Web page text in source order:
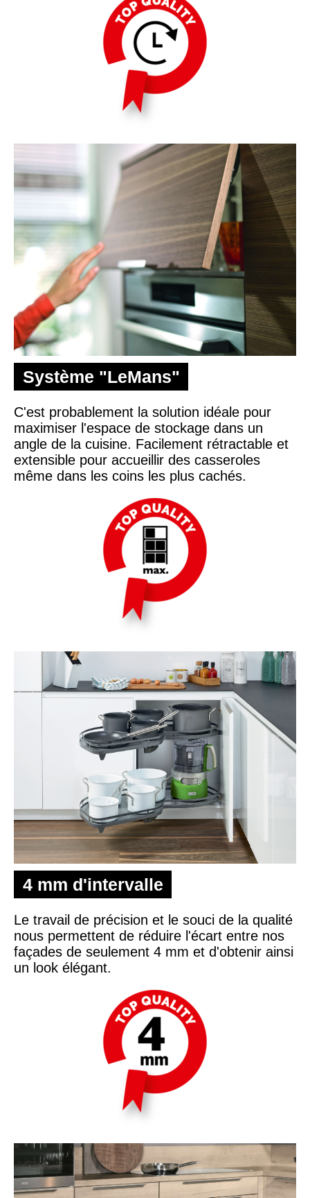
Système "LeMans"
C'est probablement la solution idéale pour
maximiser l'espace de stockage dans un
angle de la cuisine. Facilement rétractable et
extensible pour accueillir des casseroles
même dans les coins les plus cachés.
4 mm d'intervalle
Le travail de précision et le souci de la qualité
nous permettent de réduire l'écart entre nos
façades de seulement 4 mm et d'obtenir ainsi
un look élégant.